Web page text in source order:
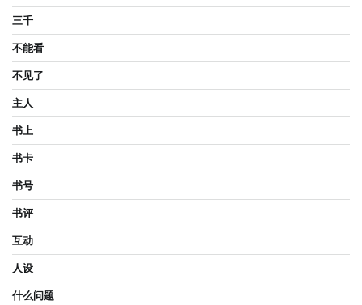
三千
不能看
不见了
主人
书上
书卡
书号
书评
互动
人设
什么问题